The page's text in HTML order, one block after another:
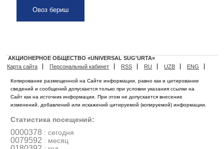
АКЦИОНЕРНОЕ ОБЩЕСТВО «UNIVERSAL SUG'URTA»
Карта сайта
Персональный кабинет RSS RU UZB ENG
Копирование размещенной на Сайте информации, равно как и цитирование
сведений и сообщений допускается только при условии указания ссылки на
Сайт как на источник информации. При этом не допускается внесение
изменений, добавлений или искажений цитируемой (копируемой) информации.
Статистика посещений:
0000378 : сегодня
0079592 : месяц